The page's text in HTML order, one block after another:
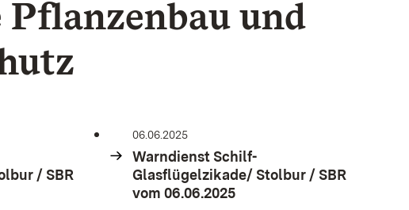
und
/ SBR
06.06.2025
Warndienst Schilf-
Glasflügelzikade/ Stolbur / SBR
vom 06.06.2025